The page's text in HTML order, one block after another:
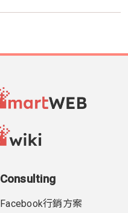
Consulting
Facebook行銷方案